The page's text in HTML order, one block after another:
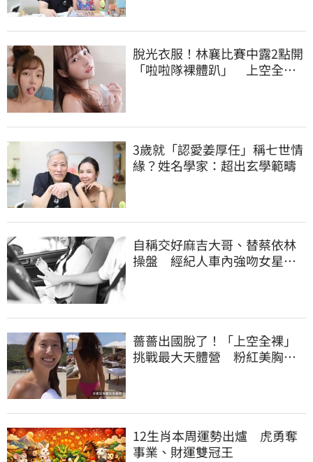
脫光衣服！林襄比賽中露2點開
「啦啦隊裸體趴」 上空全裸
3歲就「認愛姜厚任」稱七世情
緣？姓名學家：超出玄學範疇
自稱交好麻吉大哥、替蔡依林
操盤 經紀人車內強吻女星挨
薔薔出國脫了！「上空全裸」
挑戰最大天體營 粉紅美胸被
12生肖本周運勢出爐 虎勇奪
事業、財運雙冠王